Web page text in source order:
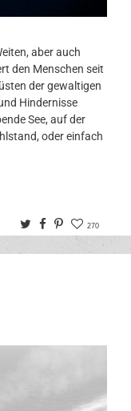
aber auch
den Menschen seit
der gewaltigen
Hindernisse
See, auf der
oder einfach
TwitterFacebook
Pinterest
270